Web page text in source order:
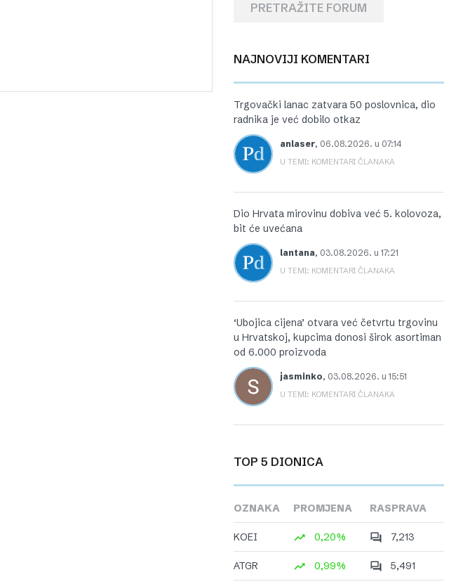
PRETRAŽITE FORUM
NAJNOVIJI KOMENTARI
Trgovački lanac zatvara 50 poslovnica, dio
radnika je već dobilo otkaz
anlaser, 06.08.2026. u 07:14
U TEMI: KOMENTARI ČLANAKA
Dio Hrvata mirovinu dobiva već 5. kolovoza,
bit će uvećana
lantana, 03.08.2026. u 17:21
U TEMI: KOMENTARI ČLANAKA
‘Ubojica cijena’ otvara već četvrtu trgovinu
u Hrvatskoj, kupcima donosi širok asortiman
od 6.000 proizvoda
jasminko, 03.08.2026. u 15:51
U TEMI: KOMENTARI ČLANAKA
TOP 5 DIONICA
OZNAKA PROMJENA RASPRAVA
KOEI 0,20% 7,213
ATGR 0,99% 5,491